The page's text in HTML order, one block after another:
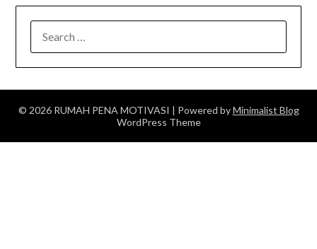
FOR:
© 2026 RUMAH PENA MOTIVASI | Powered byMinimalist Blog
WordPress Theme